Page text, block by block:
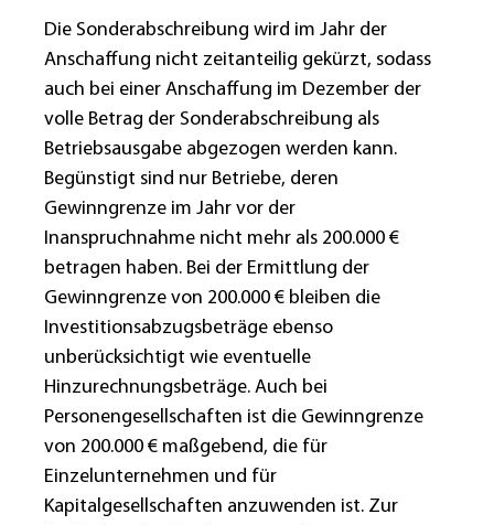
Die Sonderabschreibung wird im Jahr der
Anschaffung nicht zeitanteilig gekürzt, sodass
auch bei einer Anschaffung im Dezember der
volle Betrag der Sonderabschreibung als
Betriebsausgabe abgezogen werden kann.
Begünstigt sind nur Betriebe, deren
Gewinngrenze im Jahr vor der
Inanspruchnahme nicht mehr als 200.000 €
betragen haben. Bei der Ermittlung der
Gewinngrenze von 200.000 € bleiben die
Investitionsabzugsbeträge ebenso
unberücksichtigt wie eventuelle
Hinzurechnungsbeträge. Auch bei
Personengesellschaften ist die Gewinngrenze
von 200.000 € maßgebend, die für
Einzelunternehmen und für
Kapitalgesellschaften anzuwenden ist. Zur